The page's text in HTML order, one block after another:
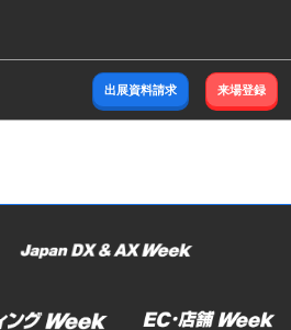
出展資料請求 来場登録